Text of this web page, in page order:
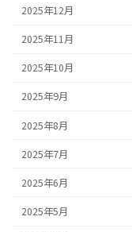
2025年12月
2025年11月
2025年10月
2025年9月
2025年8月
2025年7月
2025年6月
2025年5月